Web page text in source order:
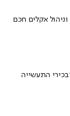
אקלים חכם
התעשייה